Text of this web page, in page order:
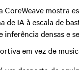
mostra
IA à escala de
densas e
em vez de